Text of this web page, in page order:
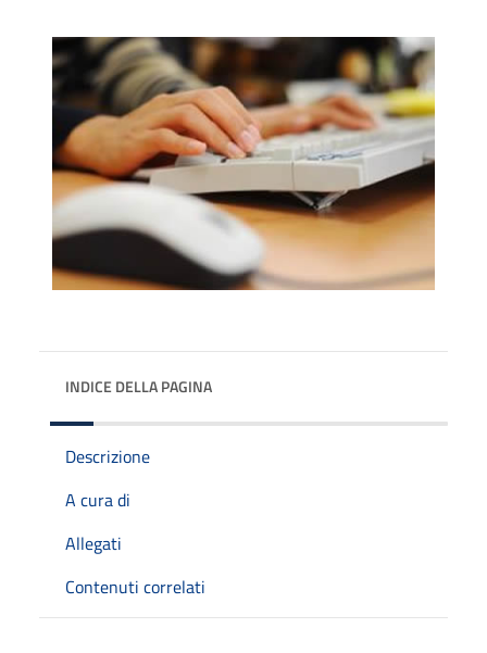
INDICE DELLA PAGINA
Descrizione
A cura di
Allegati
Contenuti correlati